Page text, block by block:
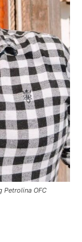
Petrolina OFC